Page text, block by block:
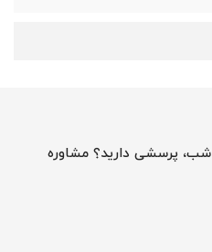
شنبه تا پنج شنبه 10 صبح تا 9 شب، پرسشی دارید؟ مشاوره